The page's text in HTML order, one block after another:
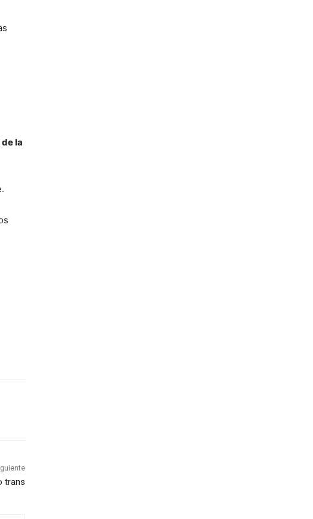
la
trans